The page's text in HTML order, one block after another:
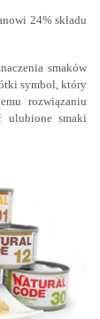
24% składu
smaków
symbol, który
rozwiązaniu
ulubione smaki